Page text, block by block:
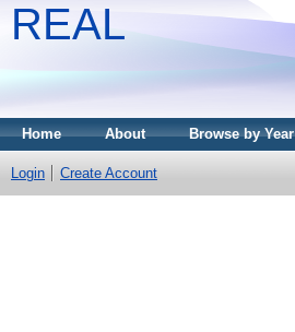
REAL
Home About Browse by Year
Login Create Account